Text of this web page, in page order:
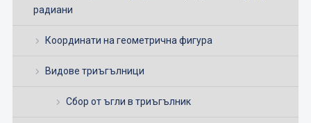
радиани
Координати на геометрична фигура
Видове триъгълници
Сбор от ъгли в триъгълник